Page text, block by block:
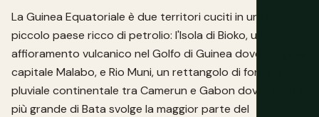
La Guinea Equatoriale è due territori cuciti in un unico
piccolo paese ricco di petrolio: l'Isola di Bioko, un
affioramento vulcanico nel Golfo di Guinea dove sorge la
capitale Malabo, e Rio Muni, un rettangolo di foresta
pluviale continentale tra Camerun e Gabon dove la città
più grande di Bata svolge la maggior parte del